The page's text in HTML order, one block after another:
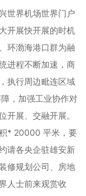
世界机场世界门户
开展快开展的时机
环渤海港口群为融
进程不断加速，商
执行周边毗连区域
，加强工业协作对
开展、交融开展。
* 20000 平米，要
请各央企驻雄安新
修规划公司、房地
人士前来观赏收